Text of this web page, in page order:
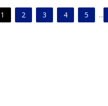
1 2 3 4 5 ...